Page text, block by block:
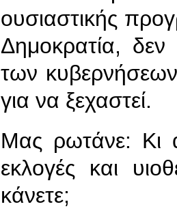
ουσιαστικής
Δημοκρατία, δεν
των
για να ξεχαστεί.
Μας ρωτάνε: Κι
εκλογές και
κάνετε;